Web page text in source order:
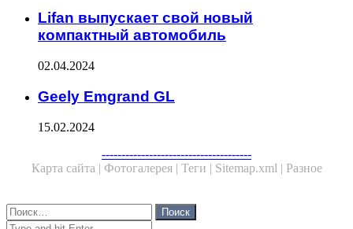
Lifan выпускает свой новый
компактный автомобиль
02.04.2024
Geely Emgrand GL
15.02.2024
--------------------------------------
Карта сайта | Фотогалерея | Теги | Sitemap.xml | Разное
Close
Найти:
Close